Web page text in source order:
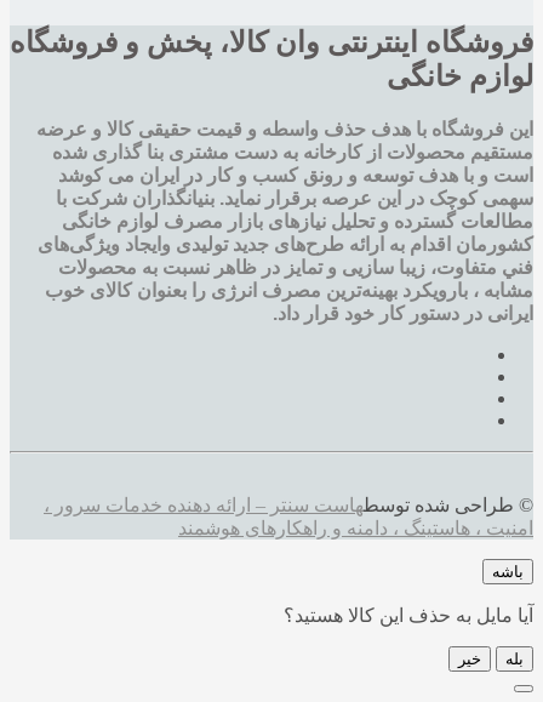
فروشگاه اینترنتی وان کالا، پخش و فروشگاه
لوازم خانگی
این فروشگاه با هدف حذف واسطه و قیمت حقیقی کالا و عرضه
مستقیم محصولات از کارخانه به دست مشتری بنا گذاری شده
است و با هدف توسعه و رونق کسب و کار در ایران می کوشد
سهمی کوچک در این عرصه برقرار نماید. بنیانگذاران شرکت با
مطالعات گسترده و تحليل نيازهای بازار مصرف لوازم خانگی
کشورمان اقدام به ارائه طرح‌های جديد تولیدی وایجاد ويژگی‌های
فني متفاوت، زيبا سازيی و تمايز در ظاهر نسبت به محصولات
مشابه ، بارویکرد بهینه‌ترین مصرف انرژی را بعنوان کالای خوب
ایرانی در دستور کار خود قرار داد.
© طراحی شده توسطهاست سنتر – ارائه دهنده خدمات سرور ،
امنیت ، هاستینگ ، دامنه و راهکارهای هوشمند
باشه
آیا مایل به حذف این کالا هستید؟
بله خیر